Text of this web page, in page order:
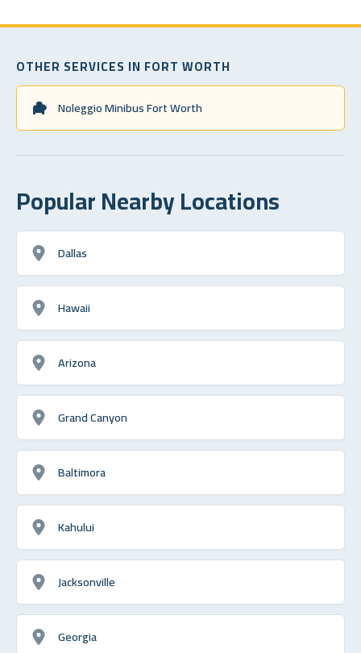
OTHER SERVICES IN FORT WORTH
Noleggio Minibus Fort Worth
Popular Nearby Locations
Dallas
Hawaii
Arizona
Grand Canyon
Baltimora
Kahului
Jacksonville
Georgia